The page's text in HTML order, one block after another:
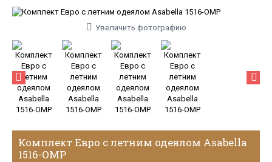
Увеличить фотографию
Комплект Евро с летним одеялом Asabella
1516-OMP